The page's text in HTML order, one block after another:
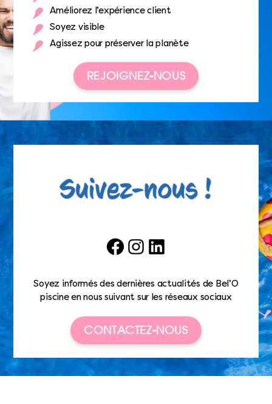
Améliorez l’expérience client
Soyez visible
Agissez pour préserver la planète
REJOIGNEZ-NOUS
FacebookInstagramLinkedIn
Soyez informés des dernières actualités de Bel’O
piscine en nous suivant sur les réseaux sociaux
CONTACTEZ-NOUS